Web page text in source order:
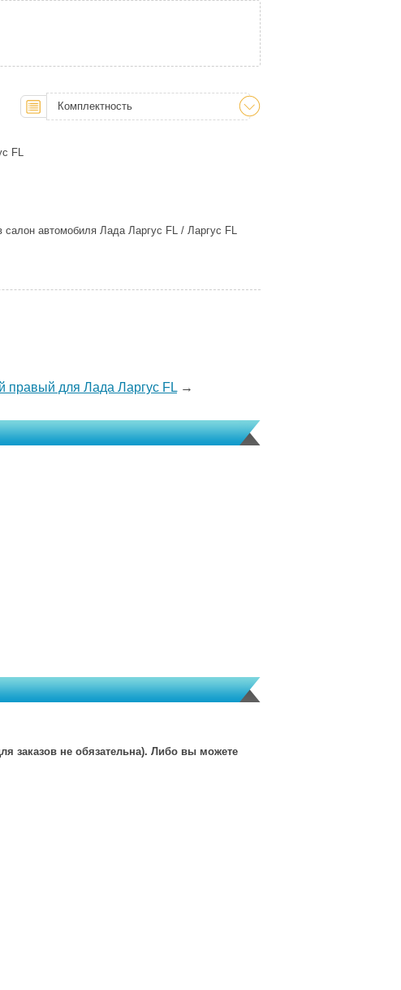
Комплектность
FL
автомобиля Лада Ларгус FL / Ларгус FL
правый для Лада Ларгус FL →
заказов не обязательна). Либо вы можете